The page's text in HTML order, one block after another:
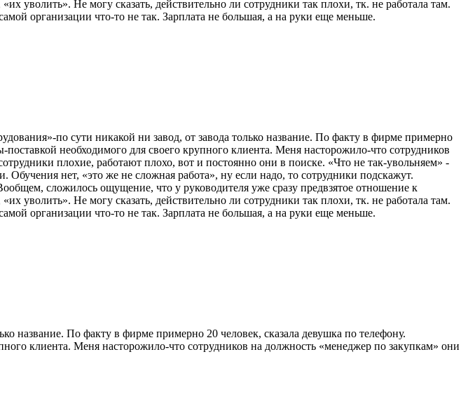
уволить». Не могу сказать, действительно ли сотрудники так плохи, тк. не работала там.
организации что-то не так. Зарплата не большая, а на руки еще меньше.
по сути никакой ни завод, от завода только название. По факту в фирме примерно
необходимого для своего крупного клиента. Меня насторожило-что сотрудников
плохие, работают плохо, вот и постоянно они в поиске. «Что не так-увольняем» -
нет, «это же не сложная работа», ну если надо, то сотрудники подскажут.
сложилось ощущение, что у руководителя уже сразу предвзятое отношение к
уволить». Не могу сказать, действительно ли сотрудники так плохи, тк. не работала там.
организации что-то не так. Зарплата не большая, а на руки еще меньше.
название. По факту в фирме примерно 20 человек, сказала девушка по телефону.
клиента. Меня насторожило-что сотрудников на должность «менеджер по закупкам» они